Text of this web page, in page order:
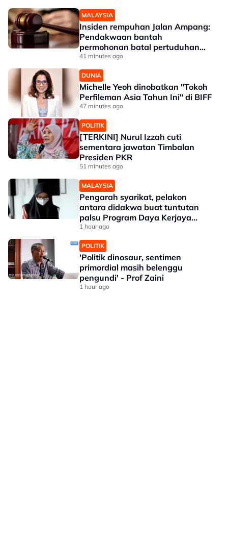
MALAYSIA
Insiden rempuhan Jalan Ampang:
Pendakwaan bantah
permohonan batal pertuduhan
bunuh
41 minutes ago
DUNIA
Michelle Yeoh dinobatkan "Tokoh
Perfileman Asia Tahun Ini" di BIFF
47 minutes ago
POLITIK
[TERKINI] Nurul Izzah cuti
sementara jawatan Timbalan
Presiden PKR
51 minutes ago
MALAYSIA
Pengarah syarikat, pelakon
antara didakwa buat tuntutan
palsu Program Daya Kerjaya
Perkeso
1 hour ago
POLITIK
'Politik dinosaur, sentimen
primordial masih belenggu
pengundi' - Prof Zaini
1 hour ago